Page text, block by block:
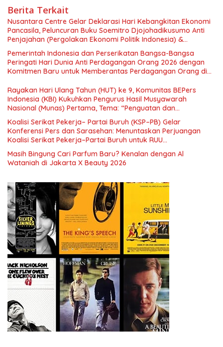
Berita Terkait
Nusantara Centre Gelar Deklarasi Hari Kebangkitan Ekonomi
Pancasila, Peluncuran Buku Soemitro Djojohadikusumo Anti
Penjajahan (Pergolakan Ekonomi Politik Indonesia) &
Simposium Nasional “Urgensi Undang-Undang Perekonomian
Nasional dan Kesejahteraan Sosial dalam Menata Bangsa
Menuju Indonesia Emas 2045”,
Pemerintah Indonesia dan Perserikatan Bangsa-Bangsa
Peringati Hari Dunia Anti Perdagangan Orang 2026 dengan
Komitmen Baru untuk Memberantas Perdagangan Orang di
Rayakan Hari Ulang Tahun (HUT) ke 9, Komunitas BEPers
Indonesia (KBI) Kukuhkan Pengurus Hasil Musyawarah
Nasional (Munas) Pertama, Tema: “Penguatan dan
Pengembangan Organisasi KBI yang Berbasis Riset di seluruh
Indonesia dan Mancanegara”.
Koalisi Serikat Pekerja– Partai Buruh (KSP–PB) Gelar
Konferensi Pers dan Sarasehan: Menuntaskan Perjuangan
Koalisi Serikat Pekerja–Partai Buruh untuk RUU
Ketenagakerjaan Baru.
Masih Bingung Cari Parfum Baru? Kenalan dengan Al
Wataniah di Jakarta X Beauty 2026